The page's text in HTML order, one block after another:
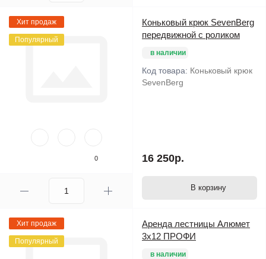
Хит продаж
Популярный
0
Коньковый крюк SevenBerg
передвижной с роликом
в наличии
Код товара: Коньковый крюк
SevenBerg
16 250р.
В корзину
Хит продаж
Популярный
Аренда лестницы Алюмет
3х12 ПРОФИ
в наличии